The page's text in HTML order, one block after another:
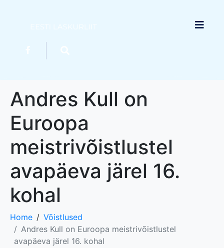
Andres Kull on
Euroopa
meistrivõistlustel
avapäeva järel 16.
kohal
Home
Võistlused
Andres Kull on Euroopa meistrivõistlustel
avapäeva järel 16. kohal